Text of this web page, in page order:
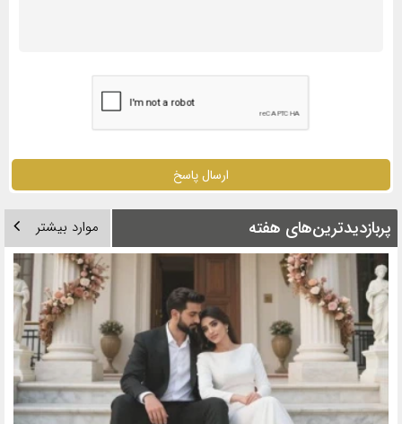
ارسال پاسخ
پربازدیدترین‌های هفته موارد بیشتر